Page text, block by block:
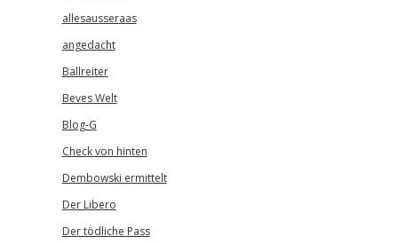
allesausseraas
angedacht
Ballreiter
Beves Welt
Blog-G
Check von hinten
Dembowski ermittelt
Der Libero
Der tödliche Pass